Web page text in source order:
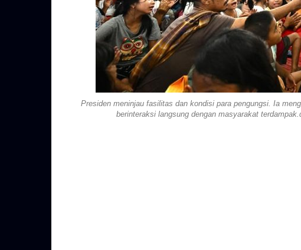
Presiden meninjau fasilitas dan kondisi para pengungsi. Ia
berinteraksi langsung dengan masyarakat